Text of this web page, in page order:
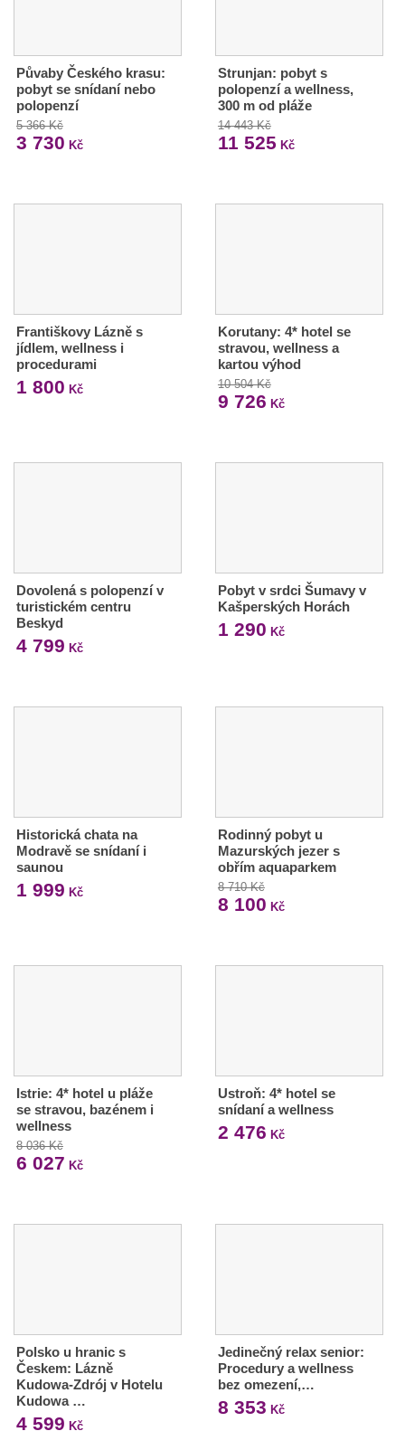
Půvaby Českého krasu:
pobyt se snídaní nebo
polopenzí
5 366 Kč
3 730 Kč
Strunjan: pobyt s
polopenzí a wellness,
300 m od pláže
14 443 Kč
11 525 Kč
Františkovy Lázně s
jídlem, wellness i
procedurami
1 800 Kč
Korutany: 4* hotel se
stravou, wellness a
kartou výhod
10 504 Kč
9 726 Kč
Dovolená s polopenzí v
turistickém centru
Beskyd
4 799 Kč
Pobyt v srdci Šumavy v
Kašperských Horách
1 290 Kč
Historická chata na
Modravě se snídaní i
saunou
1 999 Kč
Rodinný pobyt u
Mazurských jezer s
obřím aquaparkem
8 710 Kč
8 100 Kč
Istrie: 4* hotel u pláže
se stravou, bazénem i
wellness
8 036 Kč
6 027 Kč
Ustroň: 4* hotel se
snídaní a wellness
2 476 Kč
Polsko u hranic s
Českem: Lázně
Kudowa-Zdrój v Hotelu
Kudowa …
4 599 Kč
Jedinečný relax senior:
Procedury a wellness
bez omezení,…
8 353 Kč